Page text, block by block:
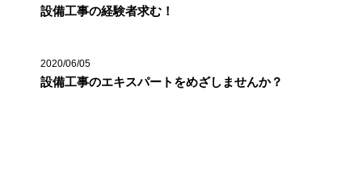
設備工事の経験者求む！
2020/06/05
設備工事のエキスパートをめざしませんか？